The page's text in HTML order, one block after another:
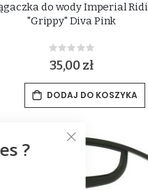
do wody Imperial
"Grippy" Diva Pink
Rating:
0%
35,00 zł
DODAJ DO KOSZYKA
?